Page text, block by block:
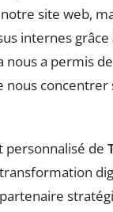
site web,
internes grâce
nous a permis
nous concentrer
personnalisé de